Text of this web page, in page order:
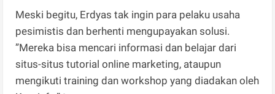
Meski begitu, Erdyas tak ingin para pelaku usaha
pesimistis dan berhenti mengupayakan solusi.
”Mereka bisa mencari informasi dan belajar dari
situs-situs tutorial online marketing, ataupun
mengikuti training dan workshop yang diadakan oleh